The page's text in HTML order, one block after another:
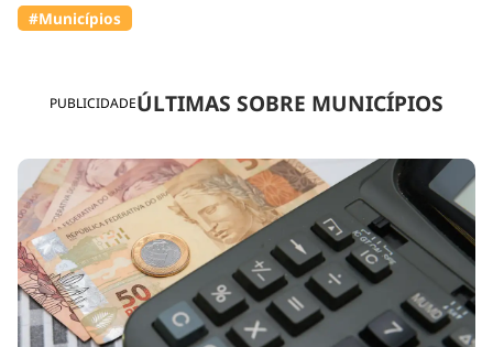
PUBLICIDADEÚLTIMAS SOBRE MUNICÍPIOS
#Municípios